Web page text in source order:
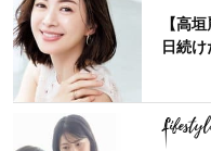
【高
日続